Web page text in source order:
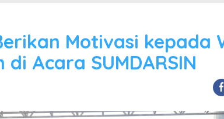
Motivasi kepada
Acara SUMDARSIN